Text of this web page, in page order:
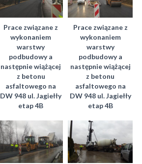
Prace związane z
wykonaniem
warstwy
podbudowy a
następnie wiążącej
z betonu
asfaltowego na
DW 948 ul. Jagiełły
etap 4B
Prace związane z
wykonaniem
warstwy
podbudowy a
następnie wiążącej
z betonu
asfaltowego na
DW 948 ul. Jagiełły
etap 4B